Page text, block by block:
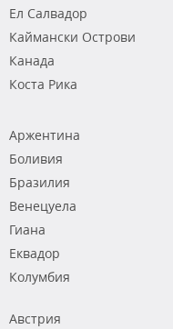
Ел Салвадор
Каймански Острови
Канада
Коста Рика
Аржентина
Боливия
Бразилия
Венецуела
Гиана
Еквадор
Колумбия
Австрия